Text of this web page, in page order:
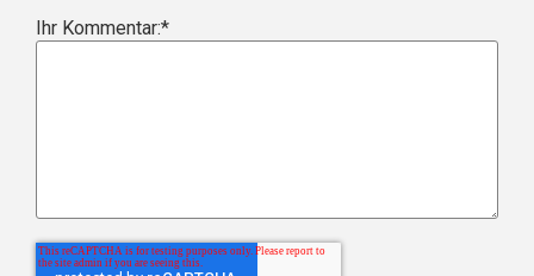
Ihr Kommentar:*